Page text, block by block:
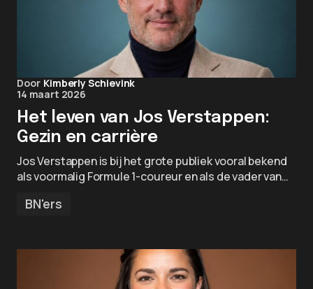
Door Kimberly Schievink
14 maart 2026
Het leven van Jos Verstappen:
Gezin en carrière
Jos Verstappen is bij het grote publiek vooral bekend
als voormalig Formule 1-coureur en als de vader van…
BN'ers